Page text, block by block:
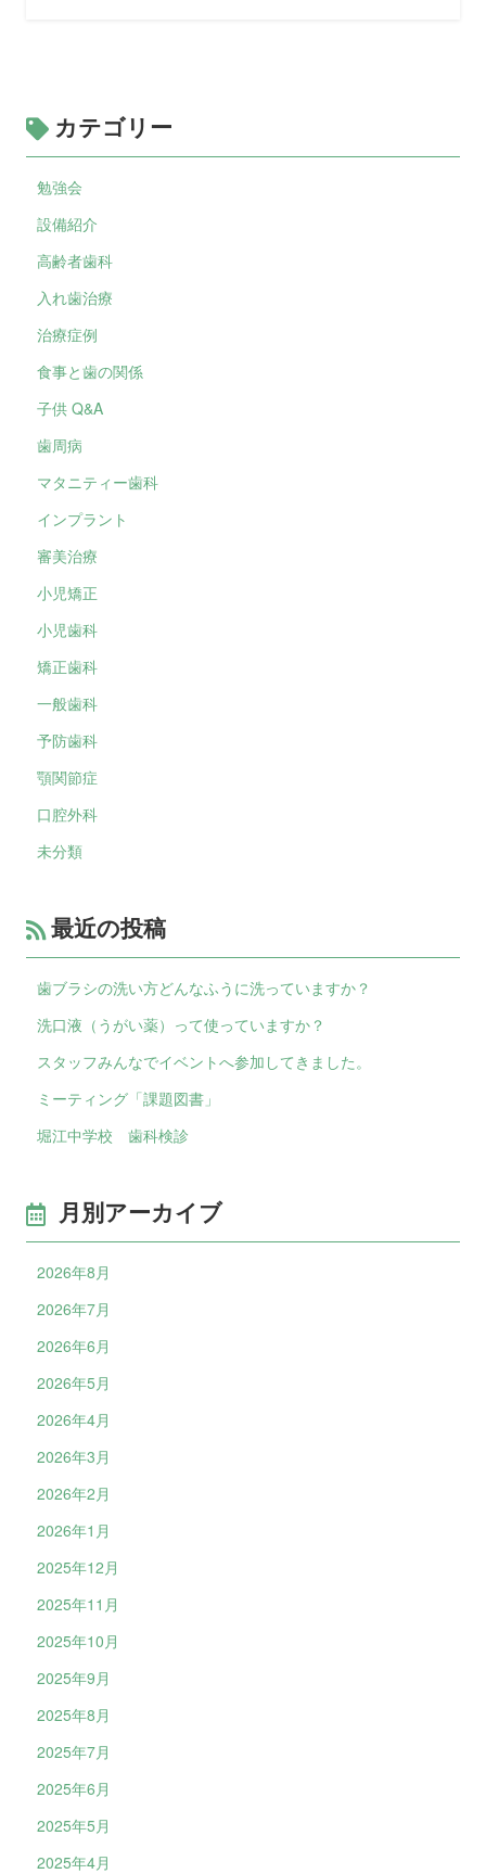
カテゴリー
勉強会
設備紹介
高齢者歯科
入れ歯治療
治療症例
食事と歯の関係
子供 Q&A
歯周病
マタニティー歯科
インプラント
審美治療
小児矯正
小児歯科
矯正歯科
一般歯科
予防歯科
顎関節症
口腔外科
未分類
最近の投稿
歯ブラシの洗い方どんなふうに洗っていますか？
洗口液（うがい薬）って使っていますか？
スタッフみんなでイベントへ参加してきました。
ミーティング「課題図書」
堀江中学校 歯科検診
月別アーカイブ
2026年8月
2026年7月
2026年6月
2026年5月
2026年4月
2026年3月
2026年2月
2026年1月
2025年12月
2025年11月
2025年10月
2025年9月
2025年8月
2025年7月
2025年6月
2025年5月
2025年4月